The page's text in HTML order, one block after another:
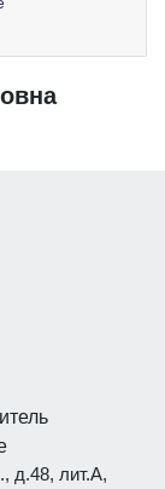
д.48, лит.А,